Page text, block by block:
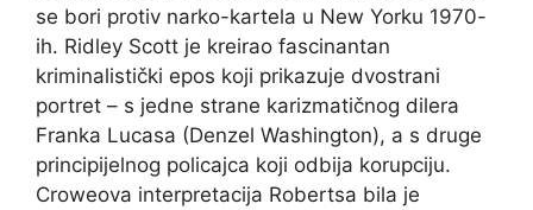
se bori protiv narko-kartela u New Yorku 1970-
ih. Ridley Scott je kreirao fascinantan
kriminalistički epos koji prikazuje dvostrani
portret – s jedne strane karizmatičnog dilera
Franka Lucasa (Denzel Washington), a s druge
principijelnog policajca koji odbija korupciju.
Croweova interpretacija Robertsa bila je